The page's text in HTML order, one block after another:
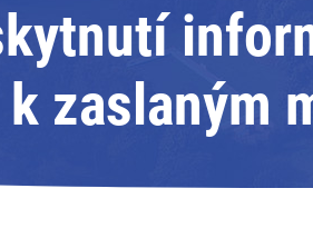
k zaslaným